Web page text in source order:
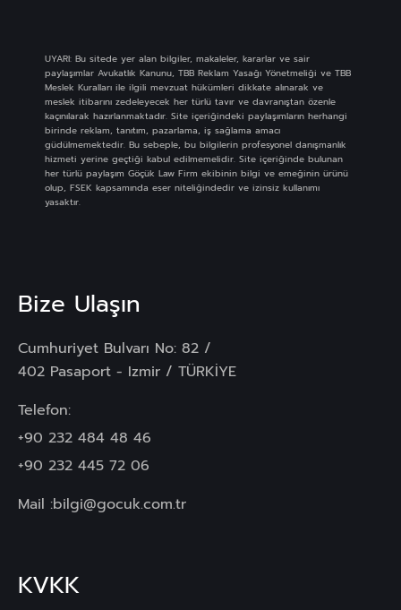
UYARI: Bu sitede yer alan bilgiler, makaleler, kararlar ve sair
paylaşımlar Avukatlık Kanunu, TBB Reklam Yasağı Yönetmeliği ve TBB
Meslek Kuralları ile ilgili mevzuat hükümleri dikkate alınarak ve
meslek itibarını zedeleyecek her türlü tavır ve davranıştan özenle
kaçınılarak hazırlanmaktadır. Site içeriğindeki paylaşımların herhangi
birinde reklam, tanıtım, pazarlama, iş sağlama amacı
güdülmemektedir. Bu sebeple, bu bilgilerin profesyonel danışmanlık
hizmeti yerine geçtiği kabul edilmemelidir. Site içeriğinde bulunan
her türlü paylaşım Göçük Law Firm ekibinin bilgi ve emeğinin ürünü
olup, FSEK kapsamında eser niteliğindedir ve izinsiz kullanımı
yasaktır.
Bize Ulaşın
Cumhuriyet Bulvarı No: 82 /
402 Pasaport - Izmir / TÜRKİYE
Telefon:
+90 232 484 48 46
+90 232 445 72 06
Mail :bilgi@gocuk.com.tr
KVKK